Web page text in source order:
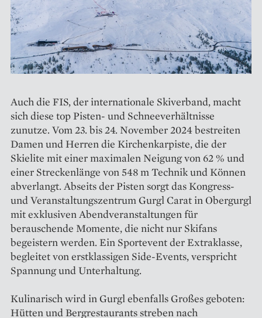
Auch die FIS, der internationale Skiverband, macht
sich diese top Pisten- und Schneeverhältnisse
zunutze. Vom 23. bis 24. November 2024 bestreiten
Damen und Herren die Kirchenkarpiste, die der
Skielite mit einer maximalen Neigung von 62 % und
einer Streckenlänge von 548 m Technik und Können
abverlangt. Abseits der Pisten sorgt das Kongress-
und Veranstaltungszentrum Gurgl Carat in Obergurgl
mit exklusiven Abendveranstaltungen für
berauschende Momente, die nicht nur Skifans
begeistern werden. Ein Sportevent der Extraklasse,
begleitet von erstklassigen Side-Events, verspricht
Spannung und Unterhaltung.
Kulinarisch wird in Gurgl ebenfalls Großes geboten:
Hütten und Bergrestaurants streben nach